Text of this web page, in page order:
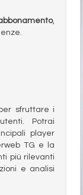
,
sfruttare i
Potrai
player
TG e la
più rilevanti
e analisi